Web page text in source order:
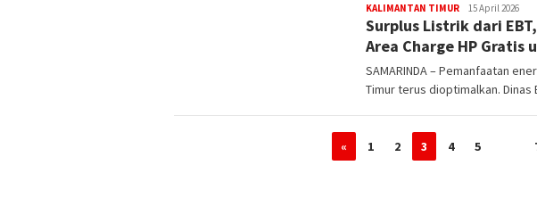
KALIMANTAN TIMUReditoredaksi
15 April 2026
Surplus Listrik dari
Area Charge HP Gratis
SAMARINDA – Pemanfaatan
Timur terus dioptimalkan.
« 1 2 3 4 5